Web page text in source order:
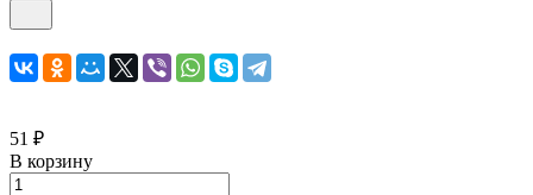
51 ₽
В корзину